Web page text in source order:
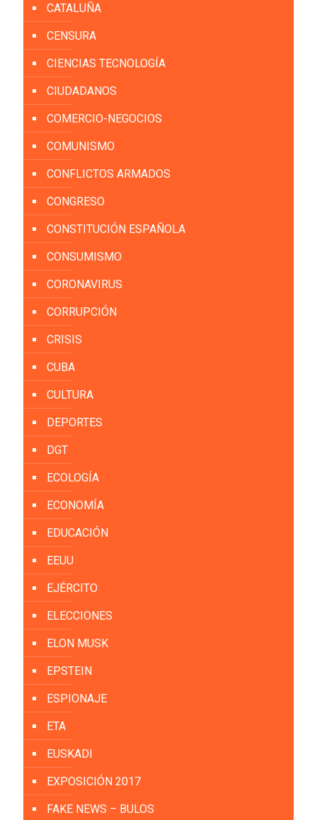
CATALUÑA
CENSURA
CIENCIAS TECNOLOGÍA
CIUDADANOS
COMERCIO-NEGOCIOS
COMUNISMO
CONFLICTOS ARMADOS
CONGRESO
CONSTITUCIÓN ESPAÑOLA
CONSUMISMO
CORONAVIRUS
CORRUPCIÓN
CRISIS
CUBA
CULTURA
DEPORTES
DGT
ECOLOGÍA
ECONOMÍA
EDUCACIÓN
EEUU
EJÉRCITO
ELECCIONES
ELON MUSK
EPSTEIN
ESPIONAJE
ETA
EUSKADI
EXPOSICIÓN 2017
FAKE NEWS – BULOS